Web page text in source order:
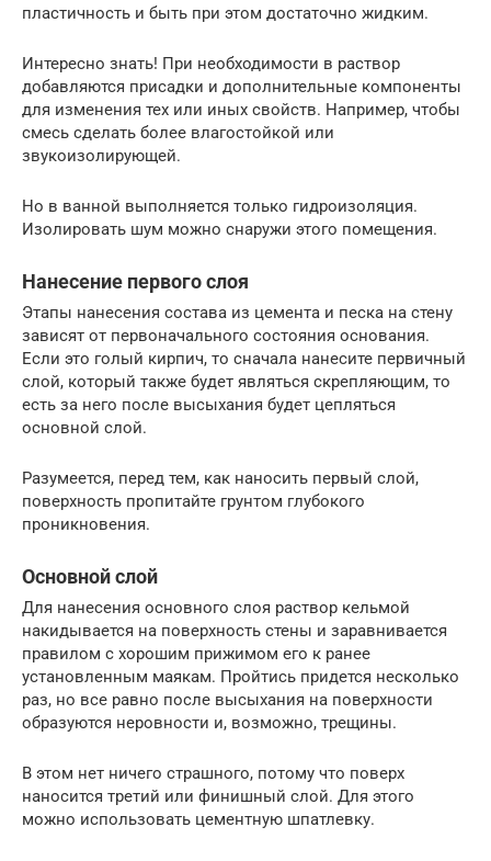
пластичность и быть при этом достаточно жидким.
Интересно знать! При необходимости в раствор
добавляются присадки и дополнительные компоненты
для изменения тех или иных свойств. Например, чтобы
смесь сделать более влагостойкой или
звукоизолирующей.
Но в ванной выполняется только гидроизоляция.
Изолировать шум можно снаружи этого помещения.
Нанесение первого слоя
Этапы нанесения состава из цемента и песка на стену
зависят от первоначального состояния основания.
Если это голый кирпич, то сначала нанесите первичный
слой, который также будет являться скрепляющим, то
есть за него после высыхания будет цепляться
основной слой.
Разумеется, перед тем, как наносить первый слой,
поверхность пропитайте грунтом глубокого
проникновения.
Основной слой
Для нанесения основного слоя раствор кельмой
накидывается на поверхность стены и заравнивается
правилом с хорошим прижимом его к ранее
установленным маякам. Пройтись придется несколько
раз, но все равно после высыхания на поверхности
образуются неровности и, возможно, трещины.
В этом нет ничего страшного, потому что поверх
наносится третий или финишный слой. Для этого
можно использовать цементную шпатлевку.